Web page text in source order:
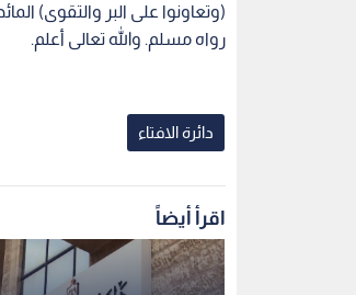
رواه مسلم. والله تعالى أعلم.
دائرة الافتاء
اقرأ أيضاً